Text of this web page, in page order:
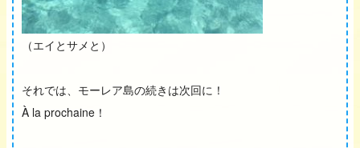
（エイとサメと）
それでは、モーレア島の続きは次回に！
À la prochaine！